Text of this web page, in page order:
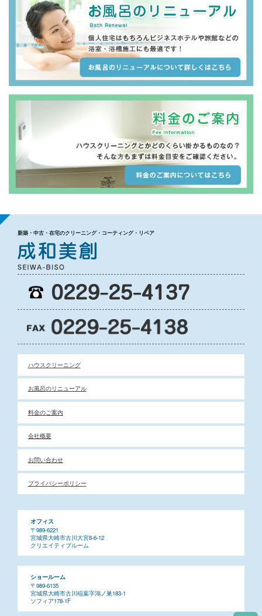
新築・中古・在宅のクリーニング・コーティング・リペア
ハウスクリーニング
お風呂のリニューアル
料金のご案内
会社概要
お問い合わせ
プライバシーポリシー
オフィス
〒989-6221
宮城県大崎市古川大宮8-6-12
クリエイティブルーム
ショールーム
〒989-6135
宮城県大崎市古川稲葉字鴻ノ巣183-1
ソフィア178-1F